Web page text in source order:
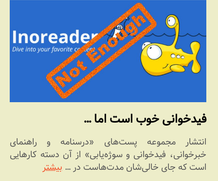
فیدخوانی خوب است اما …
انتشار مجموعه پست‌های «درسنامه و راهنمای
خبرخوانی، فیدخوانی و سوژه‌یابی» از آن دسته کارهایی
است که جای خالی‌شان مدت‌هاست در …بیشتر